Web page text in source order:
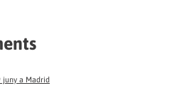
juny a Madrid